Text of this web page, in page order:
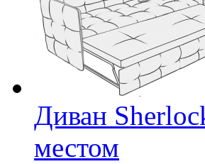
Диван
местом